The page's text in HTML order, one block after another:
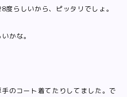
らしいから、ピッタリでしょ。
かな。
のコート着てたりしてました。で